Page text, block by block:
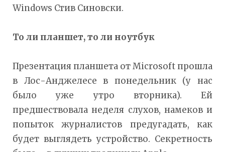
Windows Стив Синовски.
То ли планшет, то ли ноутбук
Презентация планшета от Microsoft прошла
в Лос-Анджелесе в понедельник (у нас
было уже утро вторника). Ей
предшествовала неделя слухов, намеков и
попыток журналистов предугадать, как
будет выглядеть устройство. Секретность